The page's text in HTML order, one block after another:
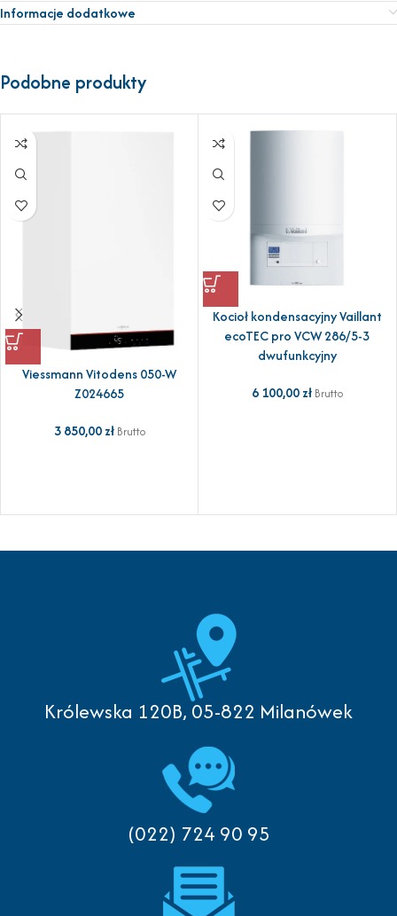
Informacje dodatkowe
Podobne produkty
Viessmann Vitodens 050-W
Z024665
3 850,00zł Brutto
Kocioł kondensacyjny Vaillant
ecoTEC pro VCW 286/5-3
dwufunkcyjny
6 100,00zł Brutto
Królewska 120B, 05-822 Milanówek
(022) 724 90 95